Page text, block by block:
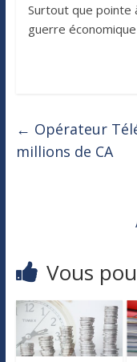
Surtout que pointe
guerre
← Opérateur
millions de CA
Vous